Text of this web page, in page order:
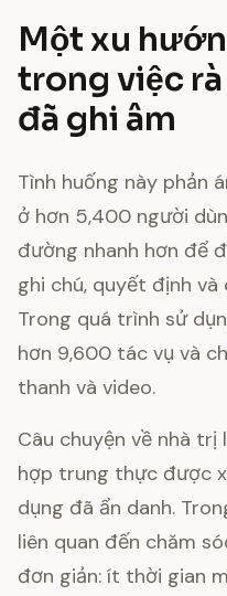
Một xu
trong việc
đã ghi âm
Tình huống này phản
ở hơn 5,400 người
đường nhanh hơn để
ghi chú, quyết định
Trong quá trình sử
hơn 9,600 tác vụ và
thanh và video.
Câu chuyện về nhà
hợp trung thực được
dụng đã ẩn danh.
liên quan đến chăm
đơn giản: ít thời gian